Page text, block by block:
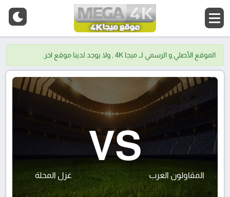
الموقع الأصلي و الرسمي لــ ميجا 4K , ولا يوجد لدينا موقع اخر.
المقاولون العرب
VS
غزل المحلة